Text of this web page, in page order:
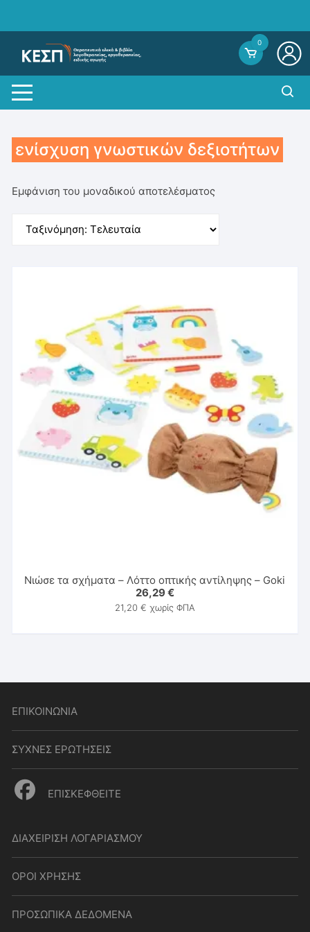
0
ενίσχυση γνωστικών δεξιοτήτων
Εμφάνιση του μοναδικού αποτελέσματος
Νιώσε τα σχήματα – Λόττο οπτικής αντίληψης – Goki
26,29€
21,20 € χωρίς ΦΠΑ
ΕΠΙΚΟΙΝΩΝΙΑ
ΣΥΧΝΕΣ ΕΡΩΤΗΣΕΙΣ
ΕΠΙΣΚΕΦΘΕΙΤΕ
ΔΙΑΧΕΙΡΙΣΗ ΛΟΓΑΡΙΑΣΜΟΥ
ΟΡΟΙ ΧΡΗΣΗΣ
ΠΡΟΣΩΠΙΚΑ ΔΕΔΟΜΕΝΑ